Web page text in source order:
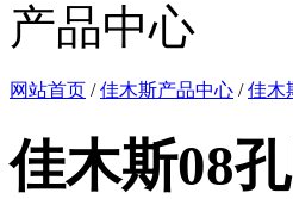
产品中心
网站首页 /佳木斯产品中心 /佳木
佳木斯08